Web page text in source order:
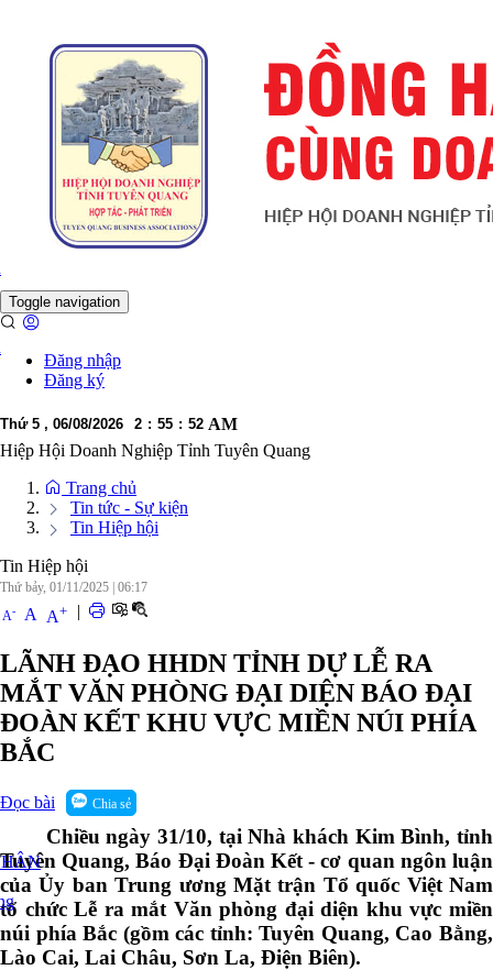
Toggle navigation
Đăng nhập
Đăng ký
Thứ 5 , 06/08/2026 2 : 55 : 55 AM
Hiệp Hội Doanh Nghiệp Tỉnh Tuyên Quang
Trang chủ
Tin tức - Sự kiện
Tin Hiệp hội
Tin Hiệp hội
Thứ bảy, 01/11/2025 | 06:17
A- A A+ |
LÃNH ĐẠO HHDN TỈNH DỰ LỄ RA
MẮT VĂN PHÒNG ĐẠI DIỆN BÁO ĐẠI
ĐOÀN KẾT KHU VỰC MIỀN NÚI PHÍA
BẮC
Đọc bài Chia sẻ
Chiều ngày 31/10, tại Nhà khách Kim Bình, tỉnh
Tuyên Quang, Báo Đại Đoàn Kết - cơ quan ngôn luận
của Ủy ban Trung ương Mặt trận Tổ quốc Việt Nam
tổ chức Lễ ra mắt Văn phòng đại diện khu vực miền
núi phía Bắc (gồm các tỉnh: Tuyên Quang, Cao Bằng,
Lào Cai, Lai Châu, Sơn La, Điện Biên).